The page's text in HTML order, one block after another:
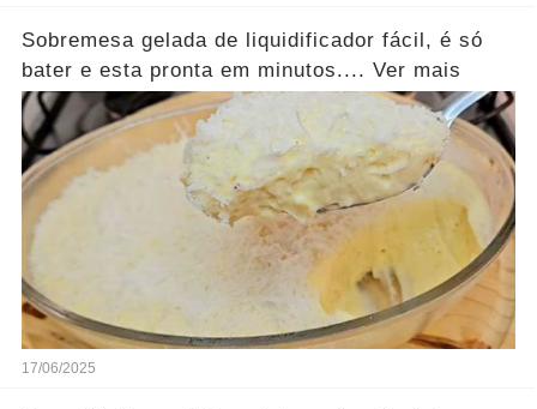
Sobremesa gelada de liquidificador fácil, é só
bater e esta pronta em minutos.... Ver mais
17/06/2025